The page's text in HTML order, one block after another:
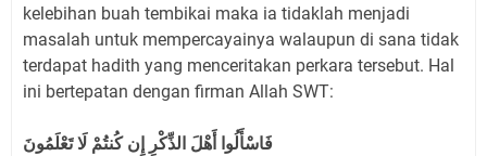
kelebihan buah tembikai maka ia tidaklah menjadi
masalah untuk mempercayainya walaupun di sana tidak
terdapat hadith yang menceritakan perkara tersebut. Hal
ini bertepatan dengan firman Allah SWT:
فَاسْأَلُوا أَهْلَ الذِّكْرِ إِن كُنتُمْ لَا تَعْلَمُونَ